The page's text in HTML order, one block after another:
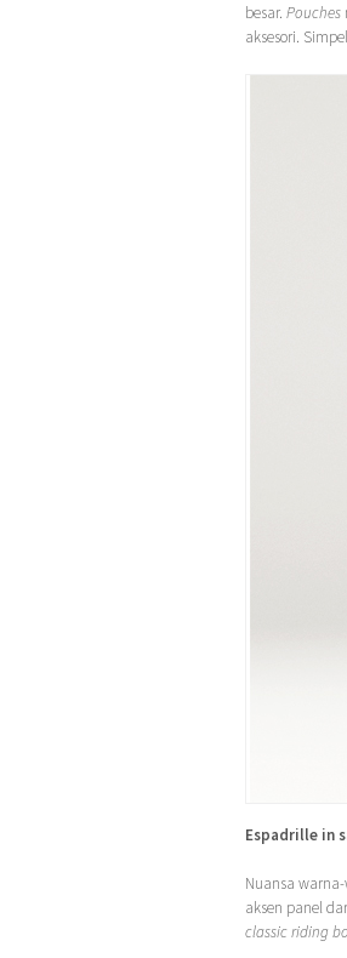
besar. Pouches
aksesori.
Espadrille in
Nuansa
aksen panel
classic riding